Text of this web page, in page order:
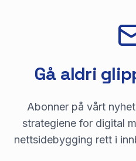
Gå aldri
Abonner på vårt
strategiene for digital
nettsidebygging rett i